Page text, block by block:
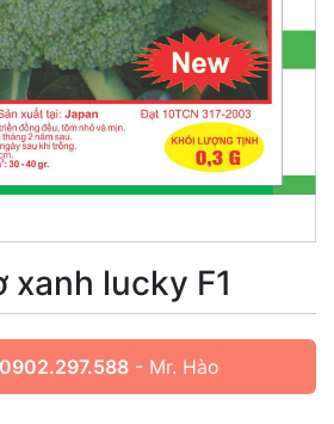
xanh lucky F1
0902.297.588- Mr. Hào